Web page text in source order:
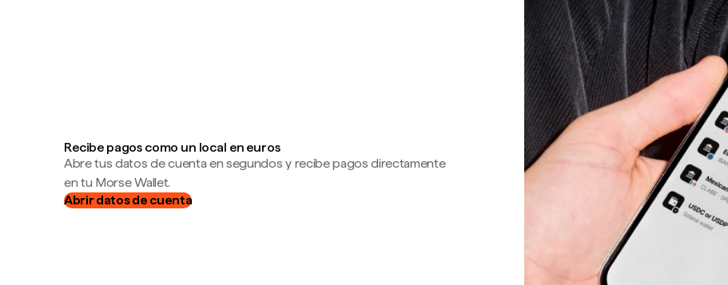
Recibe pagos como un local en euros
Abre tus datos de cuenta en segundos y recibe pagos directamente
en tu Morse Wallet.
Abrir datos de cuenta